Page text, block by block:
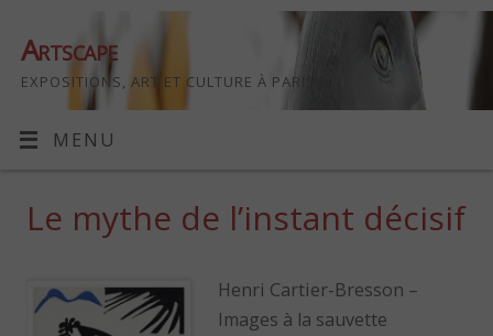
Artscape
EXPOSITIONS, ART ET CULTURE À PARIS
MENU
Le mythe de l’instant décisif
Henri Cartier-Bresson –
Images à la sauvette